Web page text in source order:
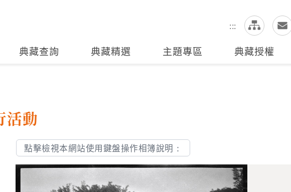
:::
全站搜尋
典藏查詢 典藏精選 主題專區 典藏授權
活動
點擊檢視本網站使用鍵盤操作相簿說明：